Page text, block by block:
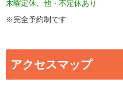
木曜定休、他・不定休あり
※完全予約制です
アクセスマップ